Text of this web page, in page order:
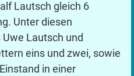
Lautsch gleich 6
Unter diesen
Lautsch und
eins und zwei, sowie
in einer